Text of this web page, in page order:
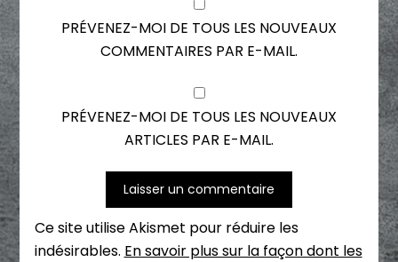
PRÉVENEZ-MOI DE TOUS LES NOUVEAUX
COMMENTAIRES PAR E-MAIL.
PRÉVENEZ-MOI DE TOUS LES NOUVEAUX
ARTICLES PAR E-MAIL.
Ce site utilise Akismet pour réduire les
indésirables. En savoir plus sur la façon dont les